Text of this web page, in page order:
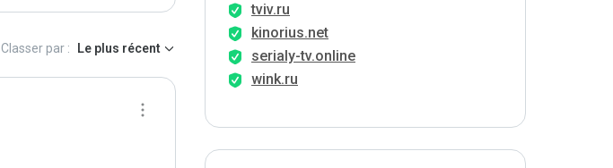
Classer par : Le plus récent
tviv.ru
kinorius.net
serialy-tv.online
wink.ru